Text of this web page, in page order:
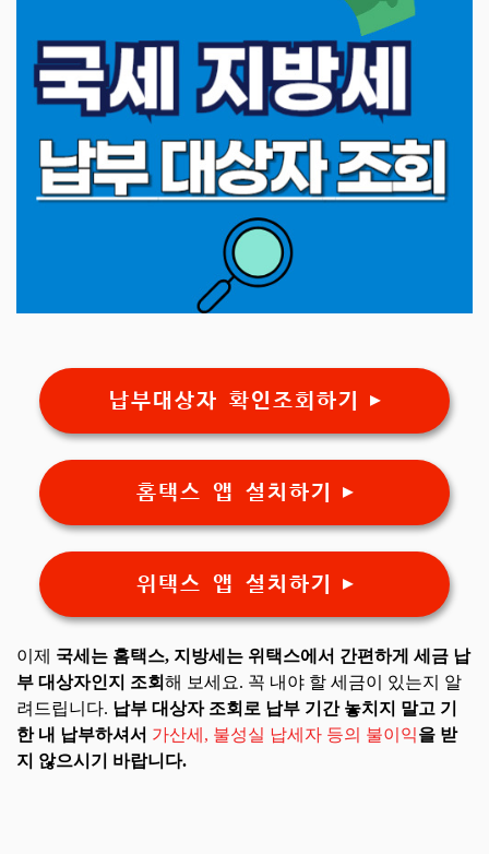
납부대상자 확인조회하기 ▶
홈택스 앱 설치하기 ▶
위택스 앱 설치하기 ▶
이제 국세는 홈택스, 지방세는 위택스에서 간편하게 세금 납
부 대상자인지 조회 해 보세요. 꼭 내야 할 세금이 있는지 알
려드립니다. 납부 대상자 조회로 납부 기간 놓치지 말고 기
한 내 납부하셔서 가산세, 불성실 납세자 등의 불이익을 받
지 않으시기 바랍니다.